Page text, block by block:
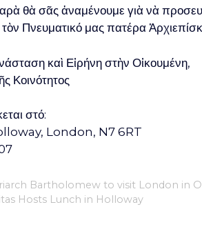
θὰ σᾶς ἀναμένουμε γιὰ νὰ
τὸν Πνευματικό μας πατέρα
καὶ Εἰρήνη στὴν Οἰκουμένη,
Κοινότητος
στό:
London, N7 6RT
Bartholomew to visit London in
Hosts Lunch in Holloway